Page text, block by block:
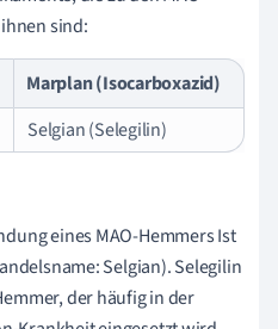
sind:
Marplan (Isocarboxazid)
Selgian (Selegilin)
eines MAO-Hemmers Ist
Selgian). Selegilin
der häufig in der